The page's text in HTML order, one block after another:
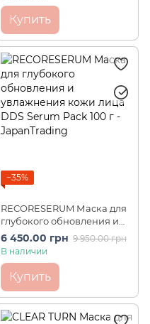
Купить
−35%
RECORESERUM Маска для
глубокого обновления и
увлажнения кожи лица
DDS Serum Pack 100 г
6 450.00 грн 9 950.00 грн
В наличии
Купить